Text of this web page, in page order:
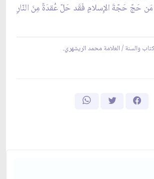
مَن حَجّ حَجّةَ الإِسلامِ فَقَد حَلّ عُقدَةً مِنَ النّارِ